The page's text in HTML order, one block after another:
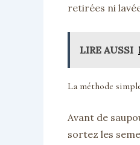
retirées ni
LIRE AUSSI
La méthode
Avant de
sortez les